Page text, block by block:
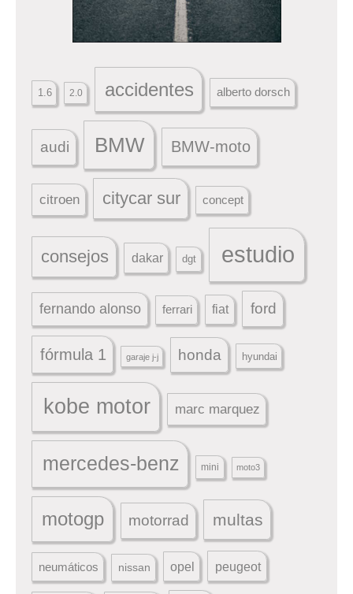
1.6 2.0 accidentes alberto dorsch
audi BMW BMW-moto
citroen citycar sur concept
consejos dakar dgt estudio
fernando alonso ferrari fiat ford
fórmula 1 garaje j-j honda hyundai
kobe motor marc marquez
mercedes-benz mini moto3
motogp motorrad multas
neumáticos nissan opel peugeot